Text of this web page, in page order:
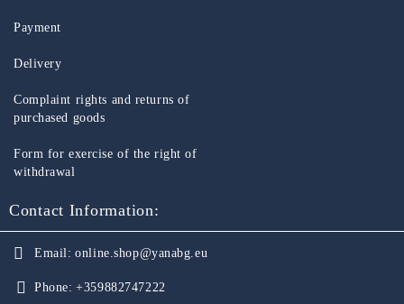
Payment
Delivery
Complaint rights and returns of
purchased goods
Form for exercise of the right of
withdrawal
Contact Information:
Email: online.shop@yanabg.eu
Phone: +359882747222